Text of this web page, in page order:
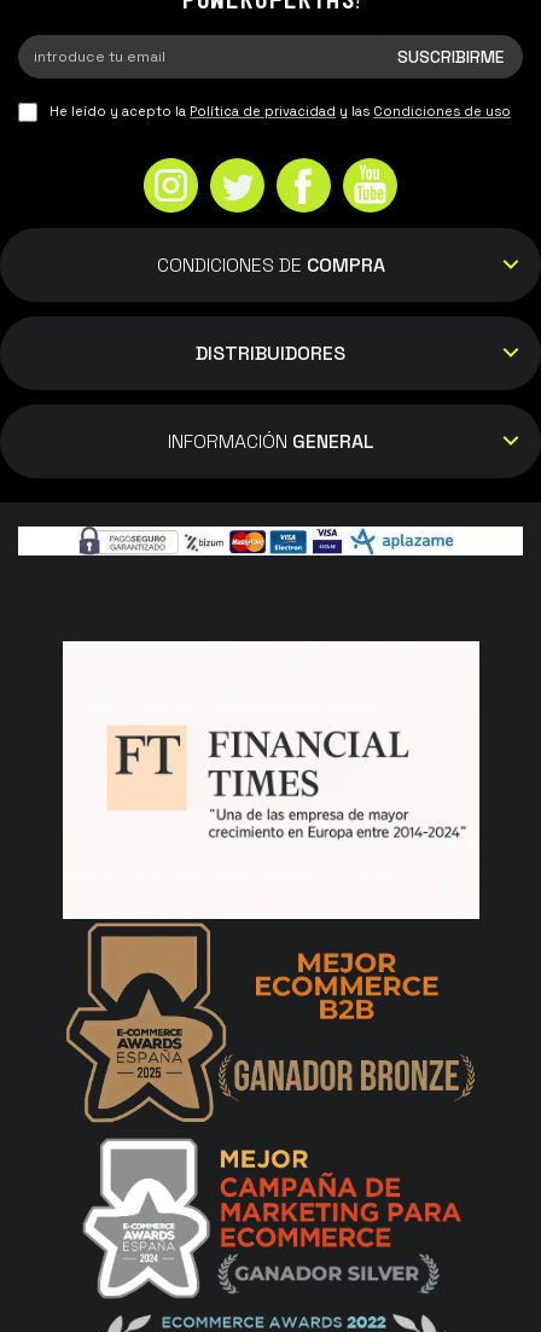
He leído y acepto la Política de privacidad y las Condiciones de uso
CONDICIONES DE COMPRA
DISTRIBUIDORES
INFORMACIÓN GENERAL